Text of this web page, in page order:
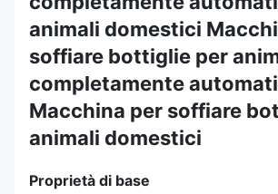
animali domestici
soffiare bottiglie per
completamente
Macchina per soffiare
animali domestici
Proprietà di base